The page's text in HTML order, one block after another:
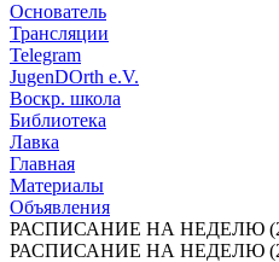
Основатель
Трансляции
Telegram
JugenDOrth e.V.
Воскр. школа
Библиотека
Лавка
Главная
Материалы
Объявления
РАСПИСАНИЕ НА НЕДЕЛЮ
РАСПИСАНИЕ НА НЕДЕЛЮ